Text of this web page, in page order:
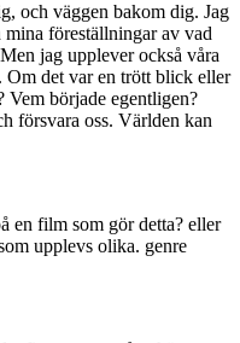
och väggen bakom dig. Jag
föreställningar av vad
jag upplever också våra
Om det var en trött blick eller
började egentligen?
försvara oss. Världen kan
en film som gör detta? eller
upplevs olika. genre